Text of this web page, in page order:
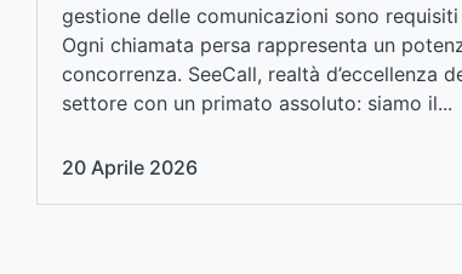
gestione delle comunicazioni sono
Ogni chiamata persa rappresenta un
concorrenza. SeeCall, realtà d’eccellenza
settore con un primato assoluto: siamo il...
20 Aprile 2026